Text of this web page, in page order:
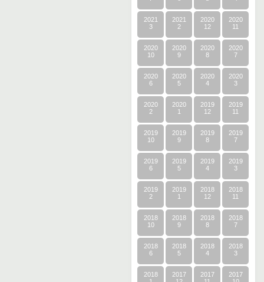
2021
3
2021
2
2020
12
2020
11
2020
10
2020
9
2020
8
2020
7
2020
6
2020
5
2020
4
2020
3
2020
2
2020
1
2019
12
2019
11
2019
10
2019
9
2019
8
2019
7
2019
6
2019
5
2019
4
2019
3
2019
2
2019
1
2018
12
2018
11
2018
10
2018
9
2018
8
2018
7
2018
6
2018
5
2018
4
2018
3
2018
2017
2017
2017